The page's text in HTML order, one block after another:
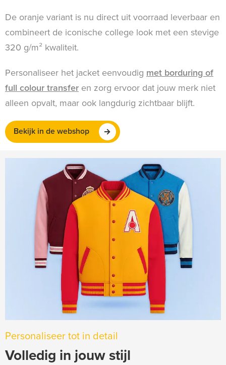
De oranje variant is nu direct uit voorraad leverbaar en
combineert de iconische college look met een stevige
320 g/m² kwaliteit.
Personaliseer het jacket eenvoudig met borduring of
full colour transfer en zorg ervoor dat jouw merk niet
alleen opvalt, maar ook langdurig zichtbaar blijft.
Bekijk in de webshop
Personaliseer tot in detail
Volledig in jouw stijl